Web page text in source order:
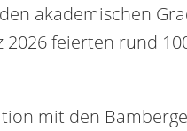
akademischen
feierten rund
mit den